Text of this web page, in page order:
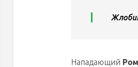
Нападающий